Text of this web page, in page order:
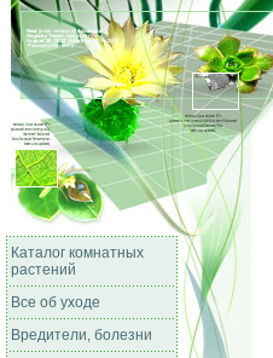
Каталог комнатных
растений
Все об уходе
Вредители, болезни